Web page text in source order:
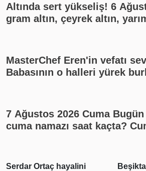
Altında sert yükseliş! 6 Ağustos Perşembe
gram altın, çeyrek altın,
MasterChef Eren'in vefatı
Babasının o halleri yürek
7 Ağustos 2026 Cuma
cuma namazı saat kaçta?
Serdar Ortaç hayalini